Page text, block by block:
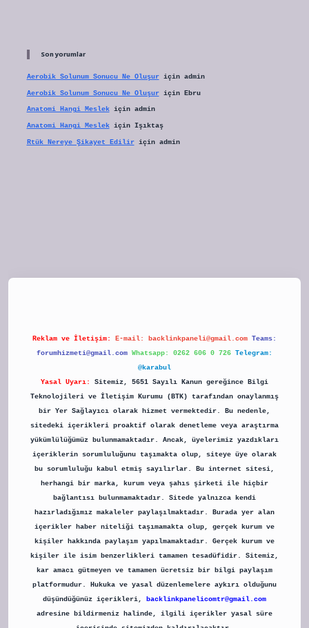
Son yorumlar
Aerobik Solunum Sonucu Ne Oluşuriçin admin
Aerobik Solunum Sonucu Ne Oluşuriçin Ebru
Anatomi Hangi Meslekiçin admin
Anatomi Hangi Meslekiçin Işıktaş
Rtük Nereye Şikayet Ediliriçin admin
Reklam ve İletişim: E-mail: backlinkpaneli@gmail.com Teams:
forumhizmeti@gmail.com Whatsapp: 0262 606 0 726 Telegram:
@karabul
Yasal Uyarı:
Sitemiz, 5651 Sayılı Kanun gereğince Bilgi
Teknolojileri ve İletişim Kurumu (BTK) tarafından onaylanmış
bir Yer Sağlayıcı olarak hizmet vermektedir. Bu nedenle,
sitedeki içerikleri proaktif olarak denetleme veya araştırma
yükümlülüğümüz bulunmamaktadır. Ancak, üyelerimiz yazdıkları
içeriklerin sorumluluğunu taşımakta olup, siteye üye olarak
bu sorumluluğu kabul etmiş sayılırlar. Bu internet sitesi,
herhangi bir marka, kurum veya şahıs şirketi ile hiçbir
bağlantısı bulunmamaktadır. Sitede yalnızca kendi
hazırladığımız makaleler paylaşılmaktadır. Burada yer alan
içerikler haber niteliği taşımamakta olup, gerçek kurum ve
kişiler hakkında paylaşım yapılmamaktadır. Gerçek kurum ve
kişiler ile isim benzerlikleri tamamen tesadüfidir. Sitemiz,
kar amacı gütmeyen ve tamamen ücretsiz bir bilgi paylaşım
platformudur. Hukuka ve yasal düzenlemelere aykırı olduğunu
düşündüğünüz içerikleri,
backlinkpanelicomtr@gmail.com
adresine bildirmeniz halinde, ilgili içerikler yasal süre